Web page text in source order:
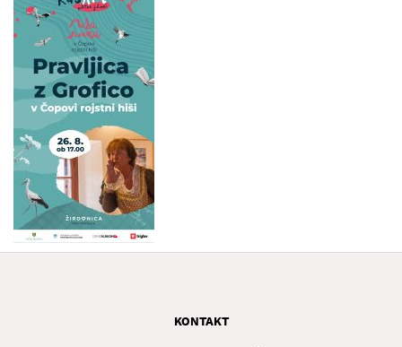
INFORMACIJE
ZA
OBISKOVALCE
DOŽIVETI
KAJ
OKUSITI
KJE
SPATI
ZA
KONTAKT